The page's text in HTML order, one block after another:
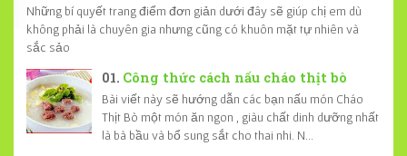
Những bí quyết trang điểm đơn giản dưới đây sẽ giúp chị em dù
không phải là chuyên gia nhưng cũng có khuôn mặt tự nhiên và
sắc sảo
Công thức cách nấu cháo thịt bò
Bài viết này sẽ hướng dẫn các bạn nấu món Cháo
Thịt Bò một món ăn ngon , giàu chất dinh dưỡng nhất
là bà bầu và bổ sung sắt cho thai nhi. N...